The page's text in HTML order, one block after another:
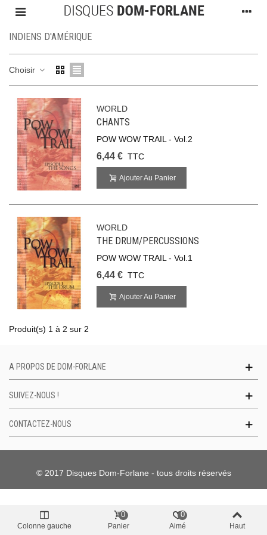
INDIENS D'AMÉRIQUE
Choisir
WORLD
CHANTS
POW WOW TRAIL - Vol.2
6,44 € TTC
Ajouter Au Panier
WORLD
THE DRUM/PERCUSSIONS
POW WOW TRAIL - Vol.1
6,44 € TTC
Ajouter Au Panier
Produit(s) 1 à 2 sur 2
A PROPOS DE DOM-FORLANE
SUIVEZ-NOUS !
CONTACTEZ-NOUS
© 2017 Disques Dom-Forlane - tous droits réservés
Colonne gauche Panier
0
Aimé
0
Haut